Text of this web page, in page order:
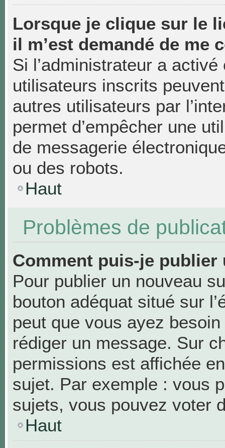
Lorsque je clique sur le
il m’est demandé de me
Si l’administrateur a
utilisateurs inscrits
autres utilisateurs par
permet d’empêcher une
de messagerie
ou des robots.
Haut
Problèmes de
Comment puis-je
Pour publier un nouveau
bouton adéquat situé sur
peut que vous ayez
rédiger un message. Sur
permissions est affichée
sujet. Par exemple : vous
sujets, vous pouvez voter
Haut